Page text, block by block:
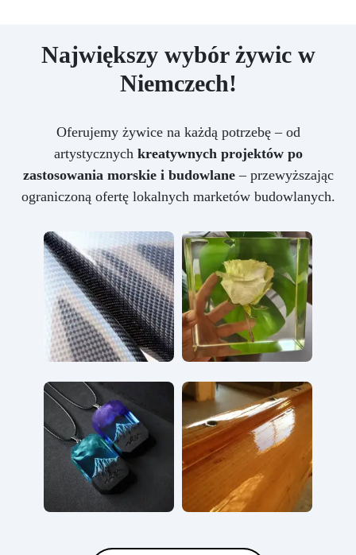
Największy wybór żywic w
Niemczech!
Oferujemy żywice na każdą potrzebę – od
artystycznych kreatywnych projektów po
zastosowania morskie i budowlane– przewyższając
ograniczoną ofertę lokalnych marketów budowlanych.